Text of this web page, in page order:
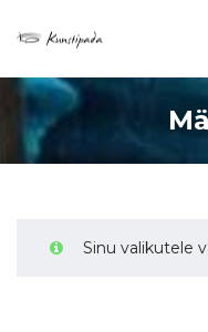
Sinu valikutele